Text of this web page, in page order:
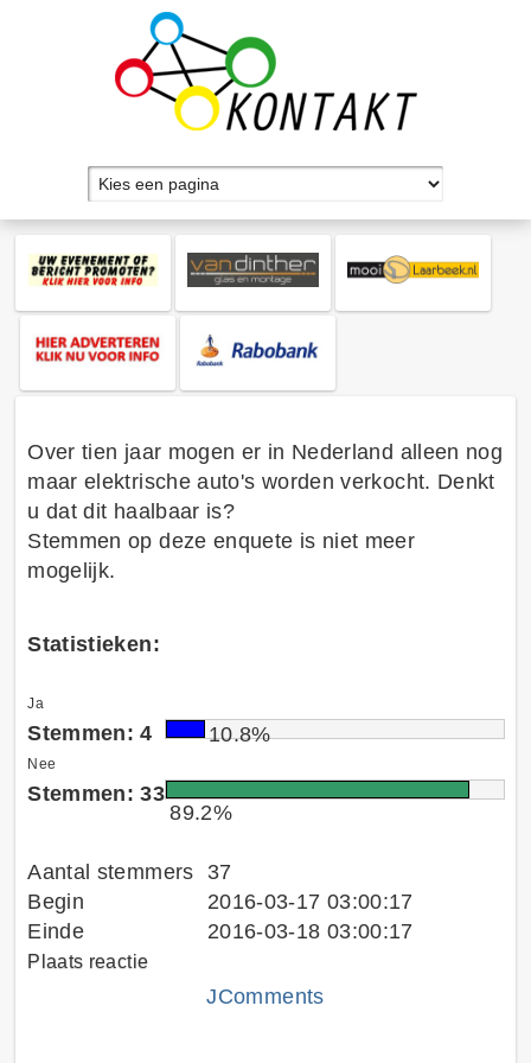
Over tien jaar mogen er in Nederland alleen nog
maar elektrische auto's worden verkocht. Denkt
u dat dit haalbaar is?
Stemmen op deze enquete is niet meer
mogelijk.
Statistieken:
Ja
Stemmen: 4 10.8%
Nee
Stemmen: 33
89.2%
Aantal stemmers 37
Begin
2016-03-17 03:00:17
Einde
2016-03-18 03:00:17
Plaats reactie
JComments